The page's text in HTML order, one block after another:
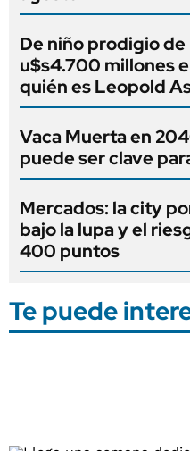
De niño prodigio de
u$s4.700 millones
quién es Leopold
Vaca Muerta en
puede ser clave
Mercados: la city
bajo la lupa y el
400 puntos
Te puede